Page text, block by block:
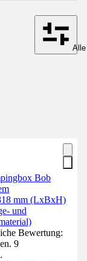
Bob
mm (LxBxH)
und
Bewertung:
9